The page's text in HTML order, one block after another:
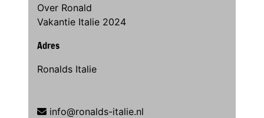
Over Ronald
Vakantie Italie 2024
Adres
Ronalds Italie
info@ronalds-italie.nl